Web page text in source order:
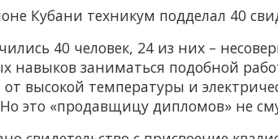
Кубани техникум подделал 40
40 человек, 24 из них –
заниматься подобной
высокой температуры и
это «продавщицу дипломов» не